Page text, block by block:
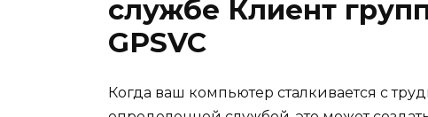
службе Клиент
GPSVC
Когда ваш компьютер сталкивается с